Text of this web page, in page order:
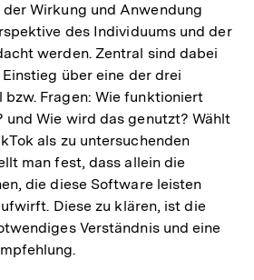
Wirkung und Anwendung
des Individuums und der
werden. Zentral sind dabei
über eine der drei
Fragen: Wie funktioniert
und Wie wird das genutzt? Wählt
als zu untersuchenden
man fest, dass allein die
die diese Software leisten
Diese zu klären, ist die
Verständnis und eine